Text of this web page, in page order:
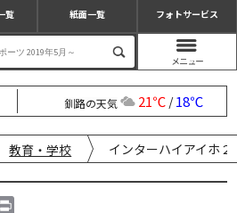
覧 紙面一覧 フォトサービス
釧路の天気 21℃/18℃
教育・学校 インターハイアイホ